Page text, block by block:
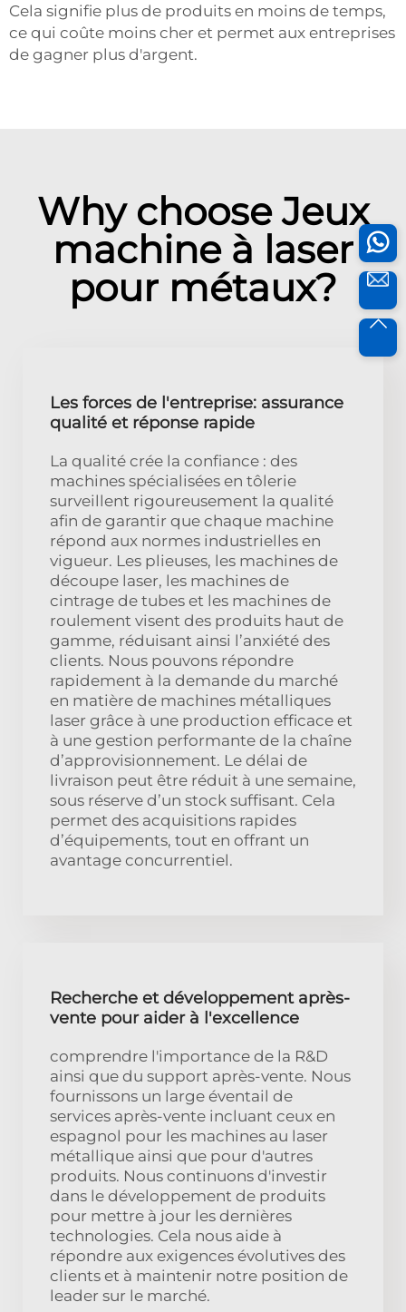
Cela signifie plus de produits en moins de temps,
ce qui coûte moins cher et permet aux entreprises
de gagner plus d'argent.
Why choose Jeux
machine à laser
pour métaux?
Les forces de l'entreprise: assurance
qualité et réponse rapide
La qualité crée la confiance : des
machines spécialisées en tôlerie
surveillent rigoureusement la qualité
afin de garantir que chaque machine
répond aux normes industrielles en
vigueur. Les plieuses, les machines de
découpe laser, les machines de
cintrage de tubes et les machines de
roulement visent des produits haut de
gamme, réduisant ainsi l’anxiété des
clients. Nous pouvons répondre
rapidement à la demande du marché
en matière de machines métalliques
laser grâce à une production efficace et
à une gestion performante de la chaîne
d’approvisionnement. Le délai de
livraison peut être réduit à une semaine,
sous réserve d’un stock suffisant. Cela
permet des acquisitions rapides
d’équipements, tout en offrant un
avantage concurrentiel.
Recherche et développement après-
vente pour aider à l'excellence
comprendre l'importance de la R&D
ainsi que du support après-vente. Nous
fournissons un large éventail de
services après-vente incluant ceux en
espagnol pour les machines au laser
métallique ainsi que pour d'autres
produits. Nous continuons d'investir
dans le développement de produits
pour mettre à jour les dernières
technologies. Cela nous aide à
répondre aux exigences évolutives des
clients et à maintenir notre position de
leader sur le marché.